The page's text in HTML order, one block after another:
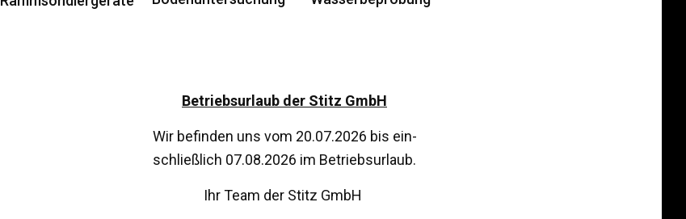
Betriebs­ur­laub der Stitz GmbH
Wir befin­den uns vom 20.07.2026 bis ein­
schließ­lich 07.08.2026 im Betriebs­ur­laub.
Ihr Team der Stitz GmbH